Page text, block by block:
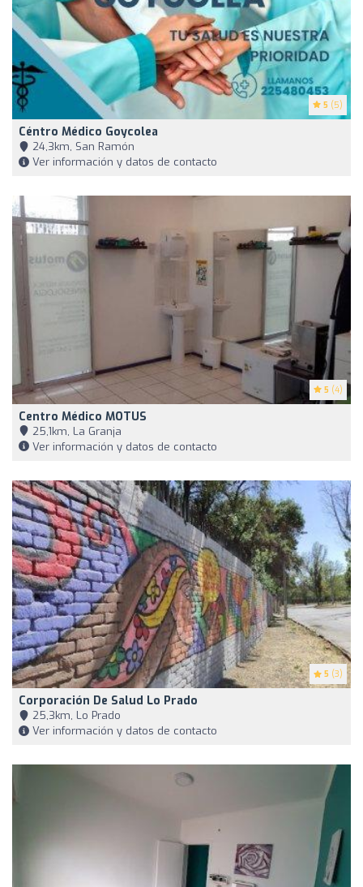
5 (5)
Céntro Médico Goycolea
24,3km, San Ramón
Ver información y datos de contacto
5 (4)
Centro Médico MOTUS
25,1km, La Granja
Ver información y datos de contacto
5 (3)
Corporación De Salud Lo Prado
25,3km, Lo Prado
Ver información y datos de contacto